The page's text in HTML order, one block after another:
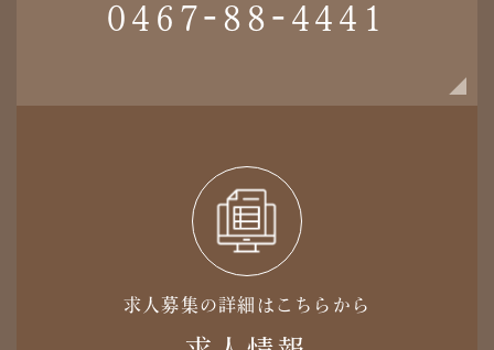
0467-88-4441
求人募集の詳細はこちらから